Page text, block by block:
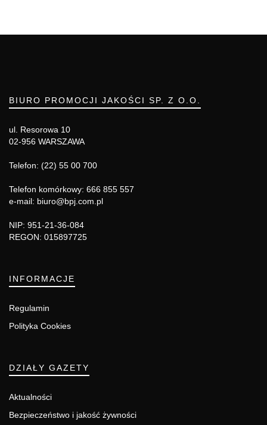
BIURO PROMOCJI JAKOŚCI SP. Z O.O.
ul. Resorowa 10
02-956 WARSZAWA
Telefon: (22) 55 00 700
Telefon komórkowy: 666 855 557
e-mail: biuro@bpj.com.pl
NIP: 951-21-36-084
REGON: 015897725
INFORMACJE
Regulamin
Polityka Cookies
DZIAŁY GAZETY
Aktualności
Bezpieczeństwo i jakość żywności